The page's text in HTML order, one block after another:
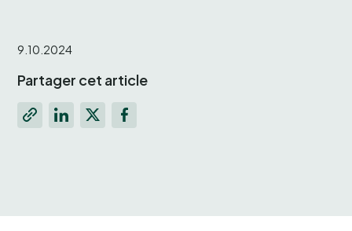
9.10.2024
Partager cet article